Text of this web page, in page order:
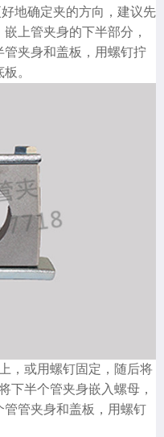
地确定夹的方向，建议先
上管夹身的下半部分，
夹身和盖板，用螺钉拧
。
，或用螺钉固定，随后将
下半个管夹身嵌入螺母，
管夹身和盖板，用螺钉